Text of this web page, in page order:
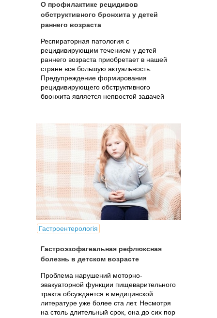
О профилактике рецидивов
обструктивного бронхита у детей
раннего возраста
Респираторная патология с
рецидивирующим течением у детей
раннего возраста приобретает в нашей
стране все большую актуальность.
Предупреждение формирования
рецидивирующего обструктивного
бронхита является непростой задачей
Гастроентерологія
Гастроэзофагеальная рефлюксная
болезнь в детском возрасте
Проблема нарушений моторно-
эвакуаторной функции пищеварительного
тракта обсуждается в медицинской
литературе уже более ста лет. Несмотря
на столь длительный срок, она до сих пор